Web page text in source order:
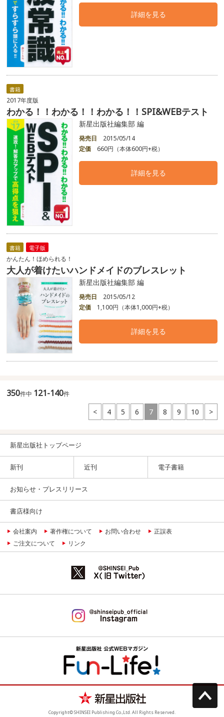
詳細を見る
書籍
2017年度版
わかる！！わかる！！わかる！！SPI&WEBテスト
新星出版社編集部 編
発売日
2015/05/14
定価
660円（本体600円+税）
詳細を見る
書籍 電子版
かんたん！ほめられる！
大人が着けたいハンドメイドのブレスレット
新星出版社編集部 編
発売日
2015/05/12
定価
1,100円（本体1,000円+税）
詳細を見る
350件中 121-140件
< 4 5 6 7 8 9 10 >
新星出版社トップページ
新刊 近刊 電子書籍
お知らせ・プレスリリース
書店様向け
会社案内 著作権について お問い合わせ
正誤表
ご注文について
リンク
Copyright© SHINSEI Publishing Co.,Ltd. All Rights Reserved.